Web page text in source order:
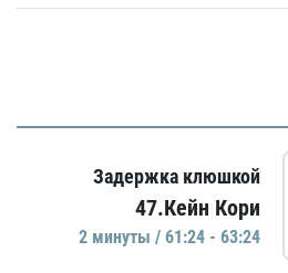
Задержка клюшкой
47.Кейн Кори
2 минуты / 61:24 - 63:24